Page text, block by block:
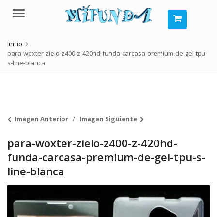
Menú
Inicio
para-woxter-zielo-z400-z-420hd-funda-carcasa-premium-de-gel-tpu-
s-line-blanca
Imagen Anterior Imagen Siguiente
para-woxter-zielo-z400-z-420hd-
funda-carcasa-premium-de-gel-tpu-s-
line-blanca